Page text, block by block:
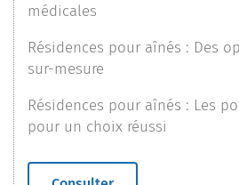
médicales
Résidences pour aînés : Des
sur-mesure
Résidences pour aînés : Les
pour un choix réussi